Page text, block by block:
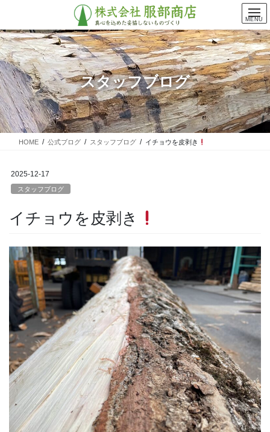
テ
ン
ツ
に
移
動
ゲ
ー
シ
ョ
ン
に
移
動
スタッフブログ
HOME 公式ブログ スタッフブログ イチョウを皮剥き
2025-12-17
スタッフブログ
イチョウを皮剥き
MENU